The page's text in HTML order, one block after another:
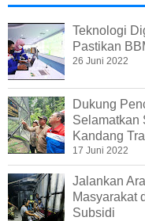
Teknologi
Pastikan
26 Juni 2022
Dukung
Selamatkan
Kandang
17 Juni 2022
Jalankan
Masyarakat
Subsidi